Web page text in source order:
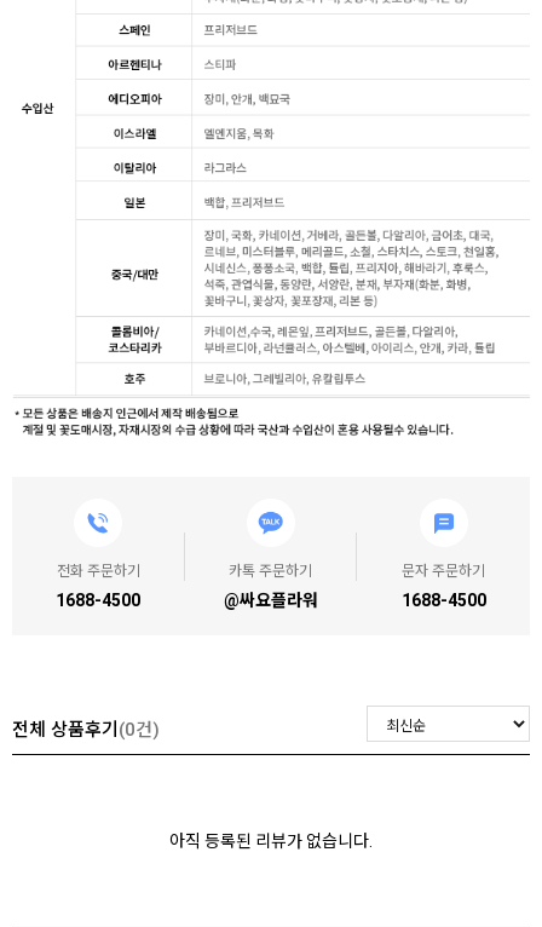
전화 주문하기
1688-4500
카톡 주문하기
@싸요플라워
문자 주문하기
1688-4500
전체 상품후기 (0건)
아직 등록된 리뷰가 없습니다.